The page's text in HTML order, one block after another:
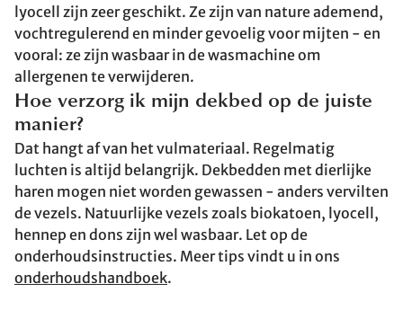
lyocell zijn zeer geschikt. Ze zijn van nature ademend,
vochtregulerend en minder gevoelig voor mijten - en
vooral: ze zijn wasbaar in de wasmachine om
allergenen te verwijderen.
Hoe verzorg ik mijn dekbed op de juiste
manier?
Dat hangt af van het vulmateriaal. Regelmatig
luchten is altijd belangrijk. Dekbedden met dierlijke
haren mogen niet worden gewassen - anders vervilten
de vezels. Natuurlijke vezels zoals biokatoen, lyocell,
hennep en dons zijn wel wasbaar. Let op de
onderhoudsinstructies. Meer tips vindt u in ons
onderhoudshandboek.